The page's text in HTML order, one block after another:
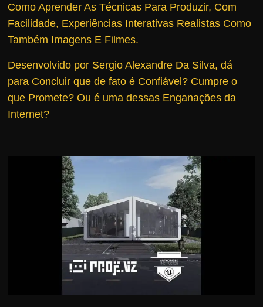
r
e
s
r
s
Como Aprender As Técnicas Para Produzir, Com
Facilidade, Experiências Interativas Realistas Como
Também Imagens E Filmes.
Desenvolvido por Sergio Alexandre Da Silva, dá
para Concluir que de fato é Confiável? Cumpre o
que Promete? Ou é uma dessas Enganações da
Internet?